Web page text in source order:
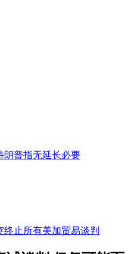
朗普指无延长必要
止所有美加贸易谈判